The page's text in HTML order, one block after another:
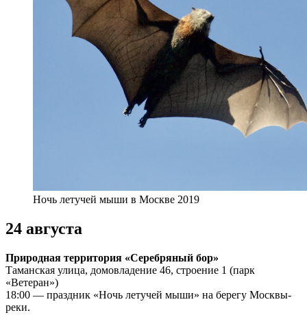
Ночь летучей мыши в Москве 2019
24 августа
Природная территория «Серебряный бор»
Таманская улица, домовладение 46, строение 1 (парк
«Ветеран»)
18:00 — праздник «Ночь летучей мыши» на берегу Москвы-
реки.